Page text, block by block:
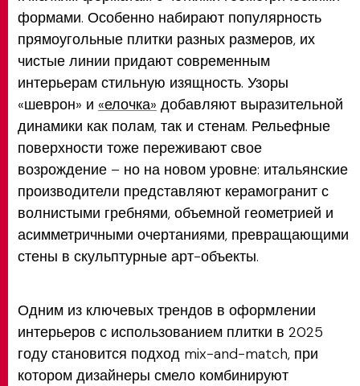
формами. Особенно набирают популярность
прямоугольные плитки разных размеров, их
чистые линии придают современным
интерьерам стильную изящность. Узоры
«шеврон» и «елочка» добавляют выразительной
динамики как полам, так и стенам. Рельефные
поверхности тоже переживают свое
возрождение – но на новом уровне: итальянские
производители представляют керамогранит с
волнистыми гребнями, объемной геометрией и
асимметричными очертаниями, превращающими
стены в скульптурные арт-объекты.
Одним из ключевых трендов в оформлении
интерьеров с использованием плитки в 2025
году становится подход mix-and-match, при
котором дизайнеры смело комбинируют